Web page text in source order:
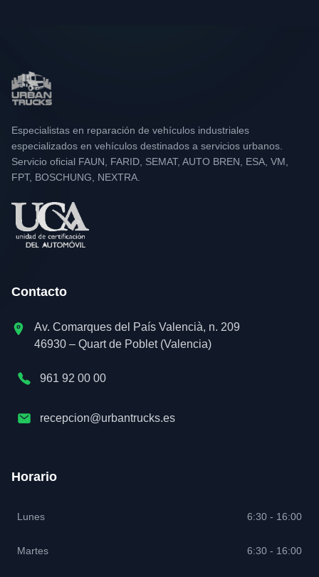
Especialistas en reparación de vehículos industriales
especializados en vehículos destinados a servicios urbanos.
Servicio oficial FAUN, FARID, SEMAT, AUTO BREN, ESA, VM,
FPT, BOSCHUNG, NEXTRA.
Contacto
Av. Comarques del País Valencià, n. 209
46930 – Quart de Poblet (Valencia)
961 92 00 00
recepcion@urbantrucks.es
Horario
Lunes 6:30 - 16:00
Martes 6:30 - 16:00